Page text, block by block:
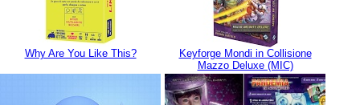
Why Are You Like This?
Keyforge Mondi in Collisione
Mazzo Deluxe (MIC)